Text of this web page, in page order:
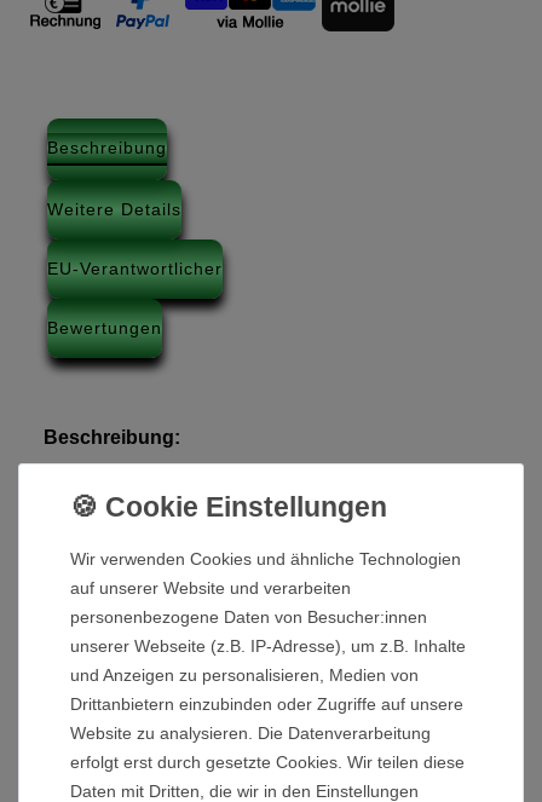
Beschreibung
Weitere Details
EU-Verantwortlicher
Bewertungen
Beschreibung:
Radkappen für Antriebsräder Ø 29,3cm.
Innendurchmesser: 16 mm
Höhe: 14 mm
Lieferumfang:
2x Radkappe
Wir verwenden Cookies und ähnliche Technologien
auf unserer Website und verarbeiten
personenbezogene Daten von Besucher:innen
unserer Webseite (z.B. IP-Adresse), um z.B. Inhalte
und Anzeigen zu personalisieren, Medien von
Drittanbietern einzubinden oder Zugriffe auf unsere
Website zu analysieren. Die Datenverarbeitung
erfolgt erst durch gesetzte Cookies. Wir teilen diese
Daten mit Dritten, die wir in den Einstellungen